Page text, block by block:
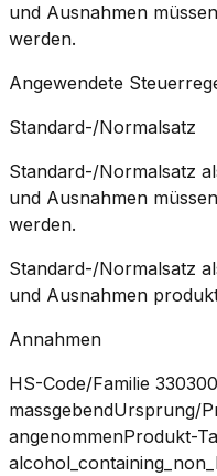
und Ausnahmen
werden.
Angewendete
Standard-/Normalsatz
Standard-/Normalsatz
und Ausnahmen
werden.
Standard-/Normalsatz
und Ausnahmen
Annahmen
HS-Code/Familie
massgebendUrsprung/
angenommenProdukt-